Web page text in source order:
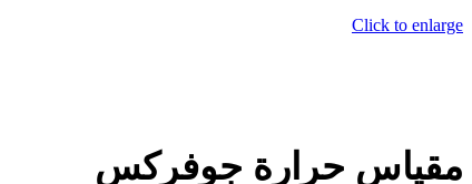
Click to enlarge
مقياس حرارة جوفركس